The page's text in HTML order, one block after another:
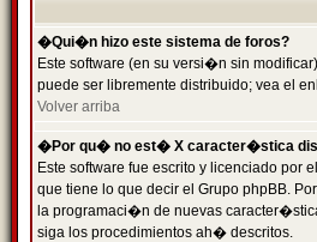
�Qui�n hizo este sistema de foros?
Este software (en su versi�n sin
puede ser libremente distribuido; vea el
Volver arriba
�Por qu� no est� X caracter�stica
Este software fue escrito y licenciado por
que tiene lo que decir el Grupo phpBB.
la programaci�n de nuevas
siga los procedimientos ah� descritos.